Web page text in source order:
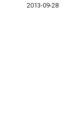
2013-09-28